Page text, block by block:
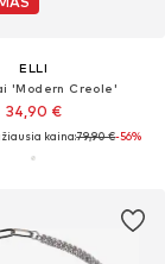
ELLI
'Modern Creole'
34,90 €
kaina:79,90 €-56%